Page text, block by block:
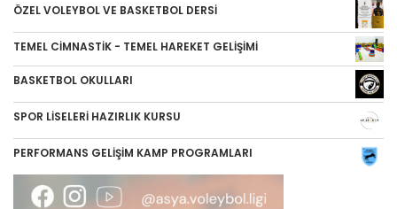
ÖZEL VOLEYBOL VE BASKETBOL DERSİ
TEMEL CİMNASTİK - TEMEL HAREKET GELİŞİMİ
BASKETBOL OKULLARI
SPOR LİSELERİ HAZIRLIK KURSU
PERFORMANS GELİŞİM KAMP PROGRAMLARI